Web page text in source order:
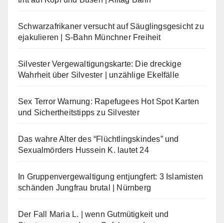
Schwarzafrikaner versucht auf Säuglingsgesicht zu
ejakulieren | S-Bahn Münchner Freiheit
Silvester Vergewaltigungskarte: Die dreckige
Wahrheit über Silvester | unzählige Ekelfälle
Sex Terror Warnung: Rapefugees Hot Spot Karten
und Sichertheitstipps zu Silvester
Das wahre Alter des “Flüchtlingskindes” und
Sexualmörders Hussein K. lautet 24
In Gruppenvergewaltigung entjungfert: 3 Islamisten
schänden Jungfrau brutal | Nürnberg
Der Fall Maria L. | wenn Gutmütigkeit und